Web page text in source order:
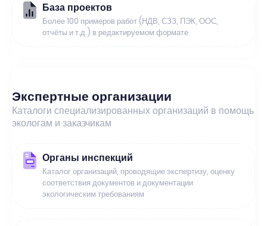
База проектов
Более 100 примеров работ (НДВ, СЗЗ, ПЭК, ООС,
отчёты и т.д.) в редактируемом формате
Экспертные организации
Каталоги специализированных организаций в помощь
экологам и заказчикам
Органы инспекций
Каталог организаций, проводящие экспертизу, оценку
соответствия документов и документации
экологическим требованиям